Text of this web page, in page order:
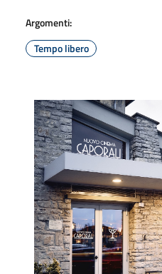
Argomenti:
Tempo libero